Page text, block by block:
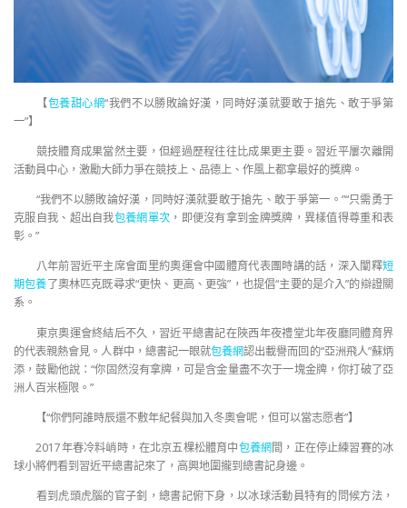
【包養甜心網“我們不以勝敗論好漢，同時好漢就要敢于搶先、敢于爭第
一”】
競技體育成果當然主要，但經過歷程往往比成果更主要。習近平屢次離開
活動員中心，激勵大師力爭在競技上、品德上、作風上都拿最好的獎牌。
“我們不以勝敗論好漢，同時好漢就要敢于搶先、敢于爭第一。”“只需勇于
克服自我、超出自我包養網單次 ，即便沒有拿到金牌獎牌，異樣值得尊重和表
彰。”
八年前習近平主席會面里約奧運會中國體育代表團時講的話，深入闡釋短
期包養了奧林匹克既尋求“更快、更高、更強”，也提倡“主要的是介入”的辯證關
系。
東京奧運會終結后不久，習近平總書記在陜西年夜禮堂北年夜廳同體育界
的代表親熱會見。人群中，總書記一眼就包養網認出載譽而回的“亞洲飛人”蘇炳
添，鼓勵他說：“你固然沒有拿牌，可是含金量盡不次于一塊金牌，你打破了亞
洲人百米極限。”
【“你們阿誰時辰還不敷年紀餐與加入冬奧會呢，但可以當志愿者”】
2017年春冷料峭時，在北京五棵松體育中包養網間，正在停止練習賽的冰
球小將們看到習近平總書記來了，高興地圍攏到總書記身邊。
看到虎頭虎腦的官子釗，總書記俯下身，以冰球活動員特有的問候方法，